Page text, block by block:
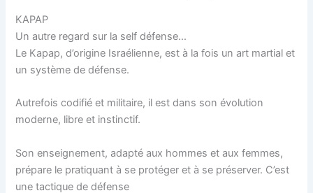
KAPAP
Un autre regard sur la self défense…
Le Kapap, d’origine Israélienne, est à la fois un art martial et
un système de défense.
Autrefois codifié et militaire, il est dans son évolution
moderne, libre et instinctif.
Son enseignement, adapté aux hommes et aux femmes,
prépare le pratiquant à se protéger et à se préserver. C’est
une tactique de défense